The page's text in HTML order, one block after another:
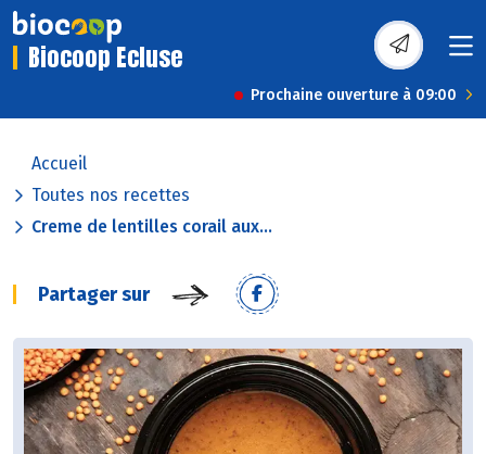
Biocoop Ecluse
Prochaine ouverture à 09:00
Accueil
Toutes nos recettes
Creme de lentilles corail aux...
Partager sur